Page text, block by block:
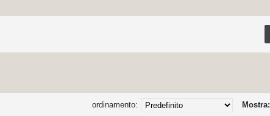
Mostra:
ordinamento: